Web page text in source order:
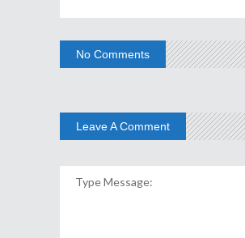
No Comments
Leave A Comment